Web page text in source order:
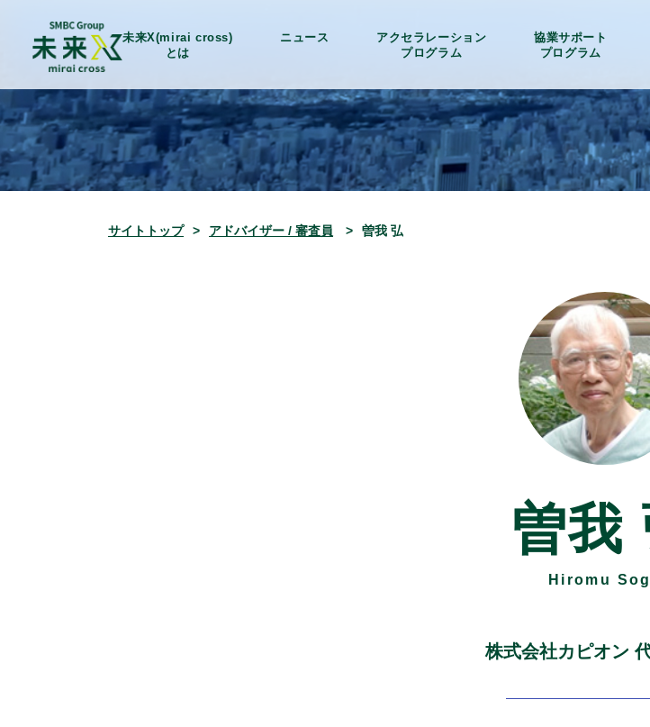
未来X(mirai cross)
とは
ニュース
アクセラレーション
プログラム
協業サポート
プログラム
サイトトップ アドバイザー / 審査員 曽我 弘
曽我
Hiromu
株式会社カピオン